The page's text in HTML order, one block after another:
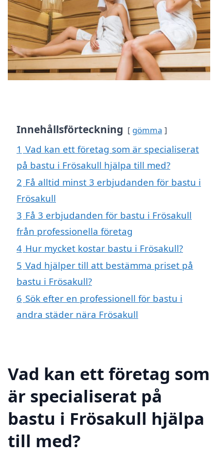
Innehållsförteckning gömma
1 Vad kan ett företag som är specialiserat
på bastu i Frösakull hjälpa till med?
2 Få alltid minst 3 erbjudanden för bastu i
Frösakull
3 Få 3 erbjudanden för bastu i Frösakull
från professionella företag
4 Hur mycket kostar bastu i Frösakull?
5 Vad hjälper till att bestämma priset på
bastu i Frösakull?
6 Sök efter en professionell för bastu i
andra städer nära Frösakull
Vad kan ett företag som
är specialiserat på
bastu i Frösakull hjälpa
till med?